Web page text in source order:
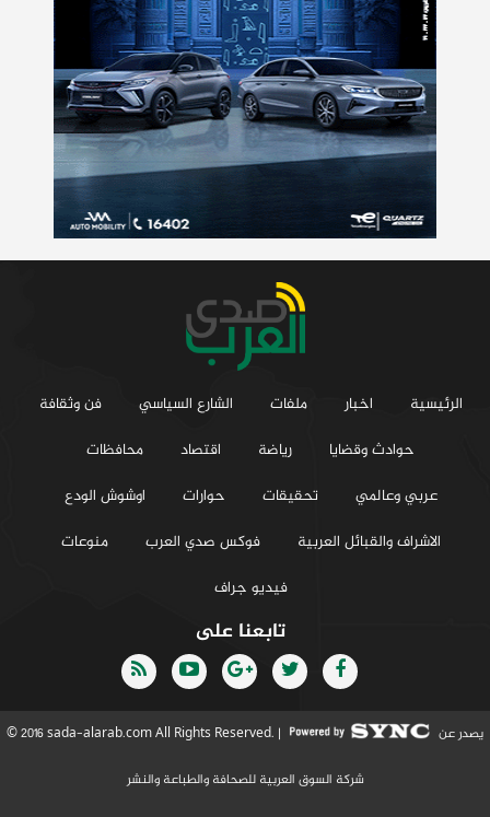
الرئيسية اخبار ملفات الشارع السياسي
فن وثقافة
حوادث وقضايا
رياضة اقتصاد
محافظات
عربي وعالمي
تحقيقات حوارات
اوشوش الودع
الاشراف والقبائل العربية
فوكس صدي العرب
منوعات
فيديو جراف
تابعنا على
© 2016 sada-alarab.com All Rights Reserved. | يصدر عن
شركة السوق العربية للصحافة والطباعة والنشر